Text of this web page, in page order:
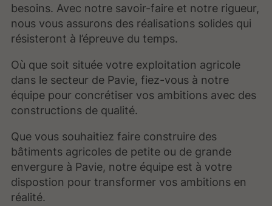
besoins. Avec notre savoir-faire et notre rigueur,
nous vous assurons des réalisations solides qui
résisteront à l’épreuve du temps.
Où que soit située votre exploitation agricole
dans le secteur de Pavie, fiez-vous à notre
équipe pour concrétiser vos ambitions avec des
constructions de qualité.
Que vous souhaitiez faire construire des
bâtiments agricoles de petite ou de grande
envergure à Pavie, notre équipe est à votre
dispostion pour transformer vos ambitions en
réalité.